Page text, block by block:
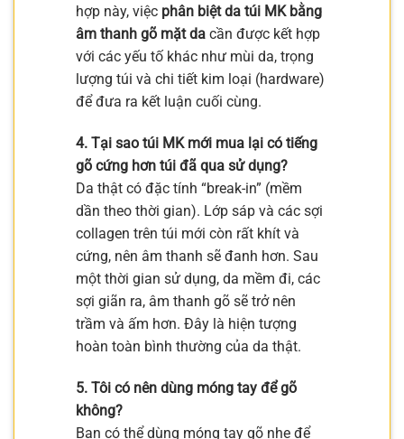
hợp này, việc phân biệt da túi MK bằng
âm thanh gõ mặt da cần được kết hợp
với các yếu tố khác như mùi da, trọng
lượng túi và chi tiết kim loại (hardware)
để đưa ra kết luận cuối cùng.
4. Tại sao túi MK mới mua lại có tiếng
gõ cứng hơn túi đã qua sử dụng?
Da thật có đặc tính “break-in” (mềm
dần theo thời gian). Lớp sáp và các sợi
collagen trên túi mới còn rất khít và
cứng, nên âm thanh sẽ đanh hơn. Sau
một thời gian sử dụng, da mềm đi, các
sợi giãn ra, âm thanh gõ sẽ trở nên
trầm và ấm hơn. Đây là hiện tượng
hoàn toàn bình thường của da thật.
5. Tôi có nên dùng móng tay để gõ
không?
Bạn có thể dùng móng tay gõ nhẹ để